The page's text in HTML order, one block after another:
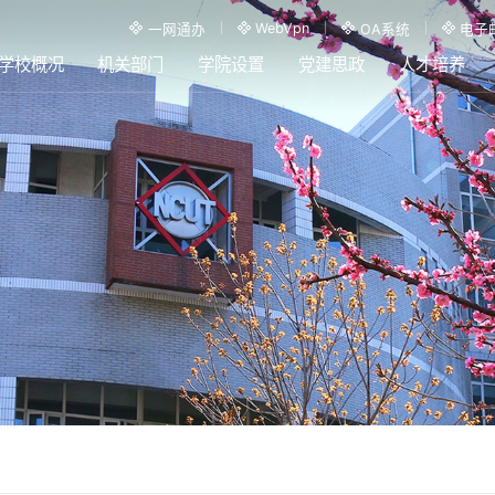
一网通办 WebVpn OA系统 电子
校概况 机关部门 学院设置 党建思政 人才培养